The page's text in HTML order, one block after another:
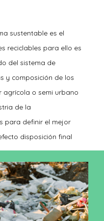
sustentable es el
reciclables para ello es
del sistema de
y composición de los
agrícola o semi urbano
de la
para definir el mejor
disposición final